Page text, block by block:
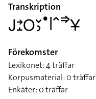
Transkription
􌤢􌥔􌤸􌥆􌥖􌤶􌤟􌥼􌥦􌦆􌥃
Förekomster
Lexikonet: 4 träffar
Korpusmaterial: 0 träffar
Enkäter: 0 träffar